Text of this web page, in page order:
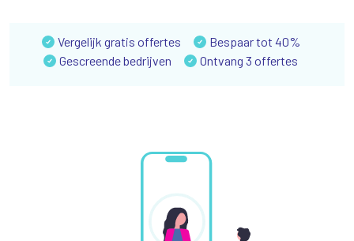
Vergelijk gratis offertes
Bespaar tot 40%
Gescreende bedrijven
Ontvang 3 offertes